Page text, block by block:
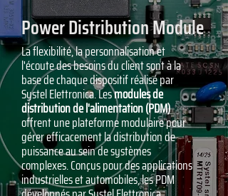
Power Distribution Module
La flexibilité, la personnalisation et
l'écoute des besoins du client sont à la
base de chaque dispositif réalisé par
Systel Elettronica. Lesmodules de
distribution de l'alimentation (PDM)
offrent une plateforme modulaire pour
gérer efficacement la distribution de
puissance au sein de systèmes
complexes. Conçus pour des applications
industrielles et automobiles, les PDM